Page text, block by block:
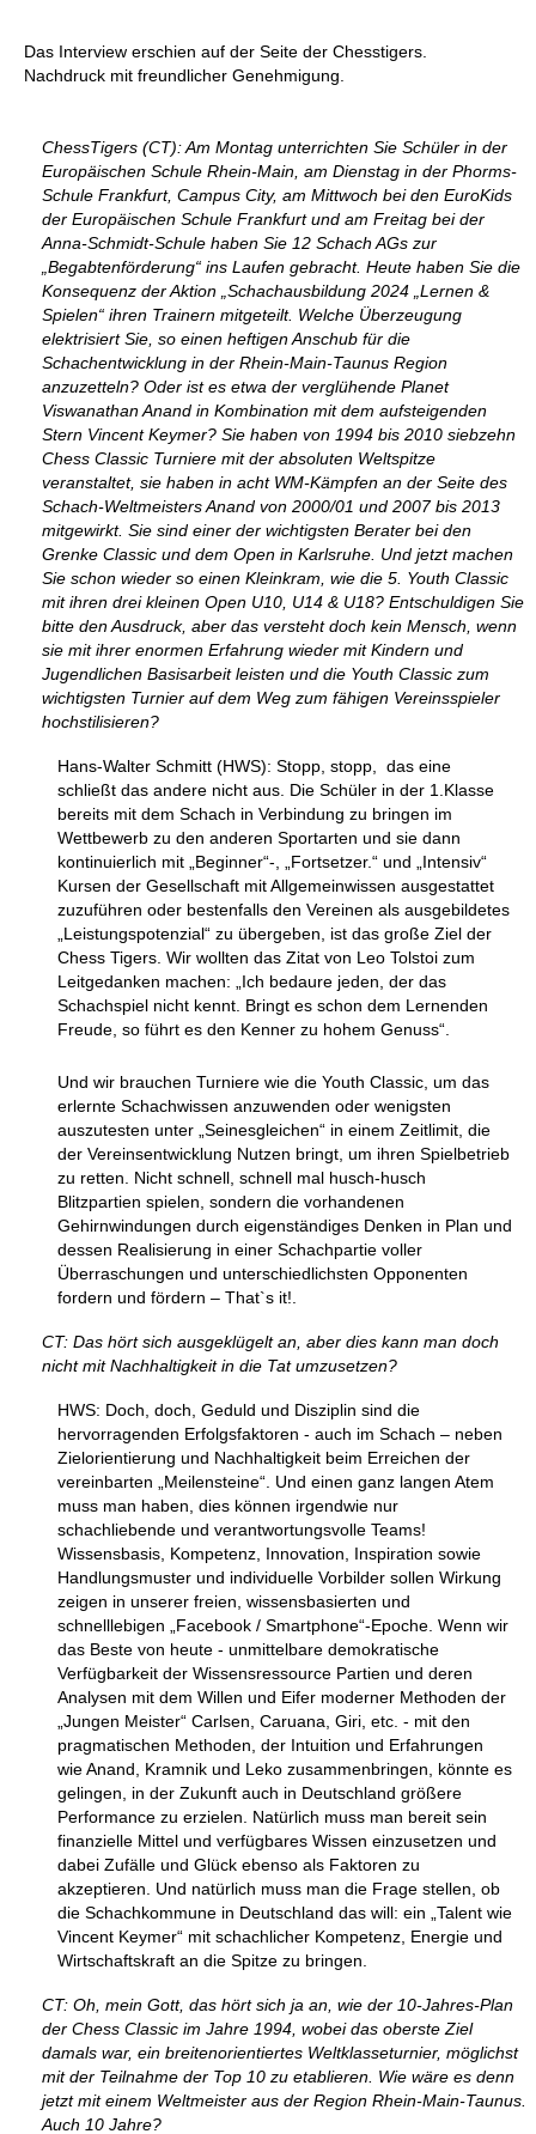
Das Interview erschien auf der Seite der Chesstigers.
Nachdruck mit freundlicher Genehmigung.
ChessTigers (CT): Am Montag unterrichten Sie Schüler in der
Europäischen Schule Rhein-Main, am Dienstag in der Phorms-
Schule Frankfurt, Campus City, am Mittwoch bei den EuroKids
der Europäischen Schule Frankfurt und am Freitag bei der
Anna-Schmidt-Schule haben Sie 12 Schach AGs zur
„Begabtenförderung“ ins Laufen gebracht. Heute haben Sie die
Konsequenz der Aktion „Schachausbildung 2024 „Lernen &
Spielen“ ihren Trainern mitgeteilt. Welche Überzeugung
elektrisiert Sie, so einen heftigen Anschub für die
Schachentwicklung in der Rhein-Main-Taunus Region
anzuzetteln? Oder ist es etwa der verglühende Planet
Viswanathan Anand in Kombination mit dem aufsteigenden
Stern Vincent Keymer? Sie haben von 1994 bis 2010 siebzehn
Chess Classic Turniere mit der absoluten Weltspitze
veranstaltet, sie haben in acht WM-Kämpfen an der Seite des
Schach-Weltmeisters Anand von 2000/01 und 2007 bis 2013
mitgewirkt. Sie sind einer der wichtigsten Berater bei den
Grenke Classic und dem Open in Karlsruhe. Und jetzt machen
Sie schon wieder so einen Kleinkram, wie die 5. Youth Classic
mit ihren drei kleinen Open U10, U14 & U18? Entschuldigen Sie
bitte den Ausdruck, aber das versteht doch kein Mensch, wenn
sie mit ihrer enormen Erfahrung wieder mit Kindern und
Jugendlichen Basisarbeit leisten und die Youth Classic zum
wichtigsten Turnier auf dem Weg zum fähigen Vereinsspieler
hochstilisieren?
Hans-Walter Schmitt (HWS): Stopp, stopp, das eine
schließt das andere nicht aus. Die Schüler in der 1.Klasse
bereits mit dem Schach in Verbindung zu bringen im
Wettbewerb zu den anderen Sportarten und sie dann
kontinuierlich mit „Beginner“-, „Fortsetzer.“ und „Intensiv“
Kursen der Gesellschaft mit Allgemeinwissen ausgestattet
zuzuführen oder bestenfalls den Vereinen als ausgebildetes
„Leistungspotenzial“ zu übergeben, ist das große Ziel der
Chess Tigers. Wir wollten das Zitat von Leo Tolstoi zum
Leitgedanken machen: „Ich bedaure jeden, der das
Schachspiel nicht kennt. Bringt es schon dem Lernenden
Freude, so führt es den Kenner zu hohem Genuss“.
Und wir brauchen Turniere wie die Youth Classic, um das
erlernte Schachwissen anzuwenden oder wenigsten
auszutesten unter „Seinesgleichen“ in einem Zeitlimit, die
der Vereinsentwicklung Nutzen bringt, um ihren Spielbetrieb
zu retten. Nicht schnell, schnell mal husch-husch
Blitzpartien spielen, sondern die vorhandenen
Gehirnwindungen durch eigenständiges Denken in Plan und
dessen Realisierung in einer Schachpartie voller
Überraschungen und unterschiedlichsten Opponenten
fordern und fördern – That`s it!.
CT: Das hört sich ausgeklügelt an, aber dies kann man doch
nicht mit Nachhaltigkeit in die Tat umzusetzen?
HWS: Doch, doch, Geduld und Disziplin sind die
hervorragenden Erfolgsfaktoren - auch im Schach – neben
Zielorientierung und Nachhaltigkeit beim Erreichen der
vereinbarten „Meilensteine“. Und einen ganz langen Atem
muss man haben, dies können irgendwie nur
schachliebende und verantwortungsvolle Teams!
Wissensbasis, Kompetenz, Innovation, Inspiration sowie
Handlungsmuster und individuelle Vorbilder sollen Wirkung
zeigen in unserer freien, wissensbasierten und
schnelllebigen „Facebook / Smartphone“-Epoche. Wenn wir
das Beste von heute - unmittelbare demokratische
Verfügbarkeit der Wissensressource Partien und deren
Analysen mit dem Willen und Eifer moderner Methoden der
„Jungen Meister“ Carlsen, Caruana, Giri, etc. - mit den
pragmatischen Methoden, der Intuition und Erfahrungen
wie Anand, Kramnik und Leko zusammenbringen, könnte es
gelingen, in der Zukunft auch in Deutschland größere
Performance zu erzielen. Natürlich muss man bereit sein
finanzielle Mittel und verfügbares Wissen einzusetzen und
dabei Zufälle und Glück ebenso als Faktoren zu
akzeptieren. Und natürlich muss man die Frage stellen, ob
die Schachkommune in Deutschland das will: ein „Talent wie
Vincent Keymer“ mit schachlicher Kompetenz, Energie und
Wirtschaftskraft an die Spitze zu bringen.
CT: Oh, mein Gott, das hört sich ja an, wie der 10-Jahres-Plan
der Chess Classic im Jahre 1994, wobei das oberste Ziel
damals war, ein breitenorientiertes Weltklasseturnier, möglichst
mit der Teilnahme der Top 10 zu etablieren. Wie wäre es denn
jetzt mit einem Weltmeister aus der Region Rhein-Main-Taunus.
Auch 10 Jahre?